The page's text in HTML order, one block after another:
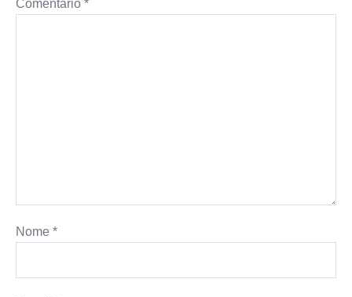
Comentário *
Nome *